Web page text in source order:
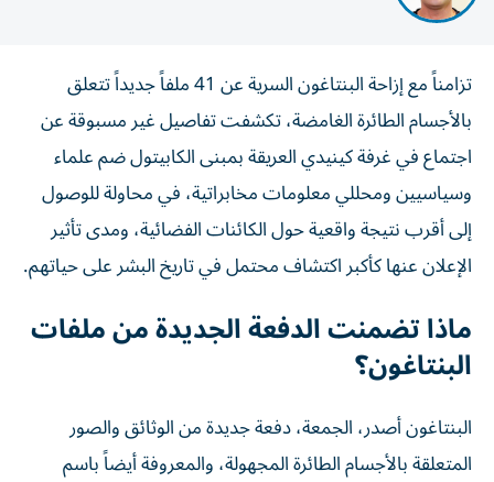
تزامناً مع إزاحة البنتاغون السرية عن 41 ملفاً جديداً تتعلق
بالأجسام الطائرة الغامضة، تكشفت تفاصيل غير مسبوقة عن
اجتماع في غرفة كينيدي العريقة بمبنى الكابيتول ضم علماء
وسياسيين ومحللي معلومات مخابراتية، في محاولة للوصول
إلى أقرب نتيجة واقعية حول الكائنات الفضائية، ومدى تأثير
الإعلان عنها كأكبر اكتشاف محتمل في تاريخ البشر على حياتهم.
ماذا تضمنت الدفعة الجديدة من ملفات
البنتاغون؟
البنتاغون أصدر، الجمعة، دفعة جديدة من الوثائق والصور
المتعلقة بالأجسام الطائرة المجهولة، والمعروفة أيضاً باسم